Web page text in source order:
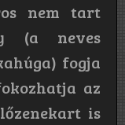
nem tart
(a neves
fogja
az
is